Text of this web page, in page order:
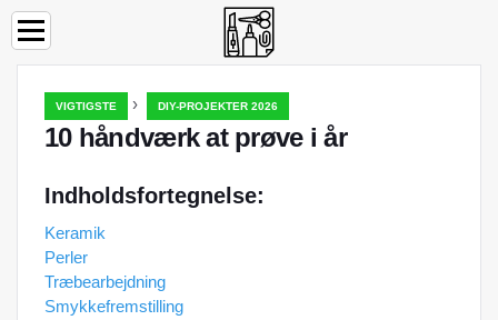
VIGTIGSTE › DIY-PROJEKTER 2026
10 håndværk at prøve i år
Indholdsfortegnelse:
Keramik
Perler
Træbearbejdning
Smykkefremstilling